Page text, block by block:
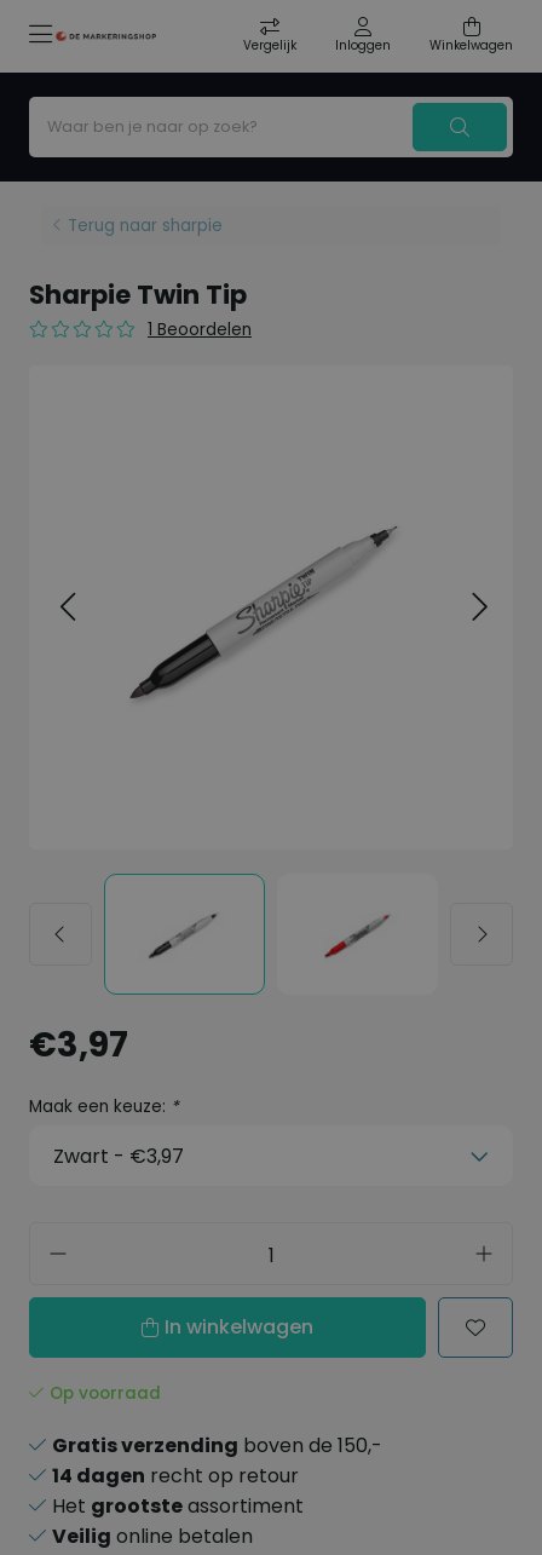
Vergelijk Inloggen Winkelwagen
Terug naar sharpie
Sharpie Twin Tip
1 Beoordelen
€3,97
Maak een keuze: *
In winkelwagen
Op voorraad
Gratis verzending boven de 150,-
14 dagen recht op retour
Het grootsteassortiment
Veilig online betalen